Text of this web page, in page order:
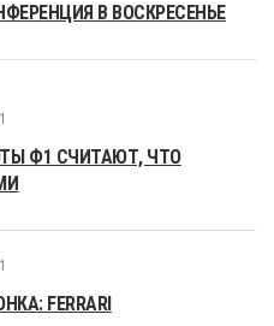
В ВОСКРЕСЕНЬЕ
Ф1 СЧИТАЮТ, ЧТО
FERRARI